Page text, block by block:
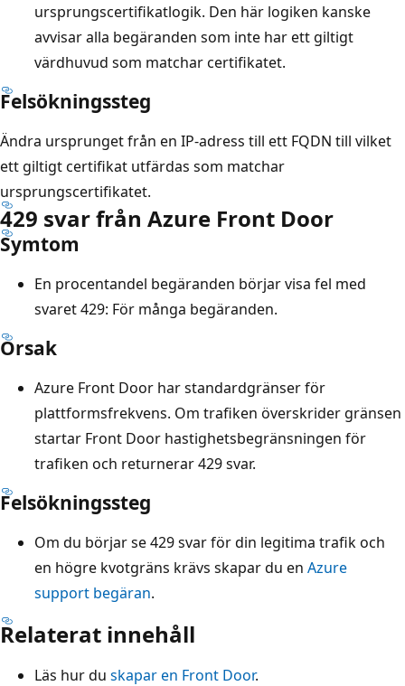
ursprungscertifikatlogik. Den här logiken kanske
avvisar alla begäranden som inte har ett giltigt
värdhuvud som matchar certifikatet.
Felsökningssteg
Ändra ursprunget från en IP-adress till ett FQDN till vilket
ett giltigt certifikat utfärdas som matchar
ursprungscertifikatet.
429 svar från Azure Front Door
Symtom
En procentandel begäranden börjar visa fel med
svaret 429: För många begäranden.
Orsak
Azure Front Door har standardgränser för
plattformsfrekvens. Om trafiken överskrider gränsen
startar Front Door hastighetsbegränsningen för
trafiken och returnerar 429 svar.
Felsökningssteg
Om du börjar se 429 svar för din legitima trafik och
en högre kvotgräns krävs skapar du en Azure
support begäran.
Relaterat innehåll
Läs hur du skapar en Front Door.